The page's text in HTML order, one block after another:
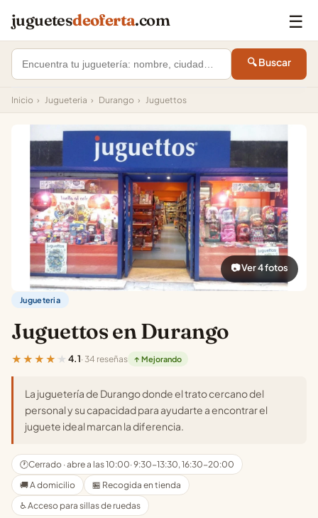
juguetesdeoferta.com ☰
🔍 Buscar
Inicio › Jugueteria › Durango › Juguettos
📷 Ver 4 fotos
Jugueteria
Juguettos en Durango
★★★★★ 4.1· 34 reseñas ↑ Mejorando
La juguetería de Durango donde el trato cercano del
personal y su capacidad para ayudarte a encontrar el
juguete ideal marcan la diferencia.
🕐Cerrado · abre a las 10:00· 9:30-13:30, 16:30-20:00
🚚 A domicilio
🏪 Recogida en tienda
♿ Acceso para sillas de ruedas